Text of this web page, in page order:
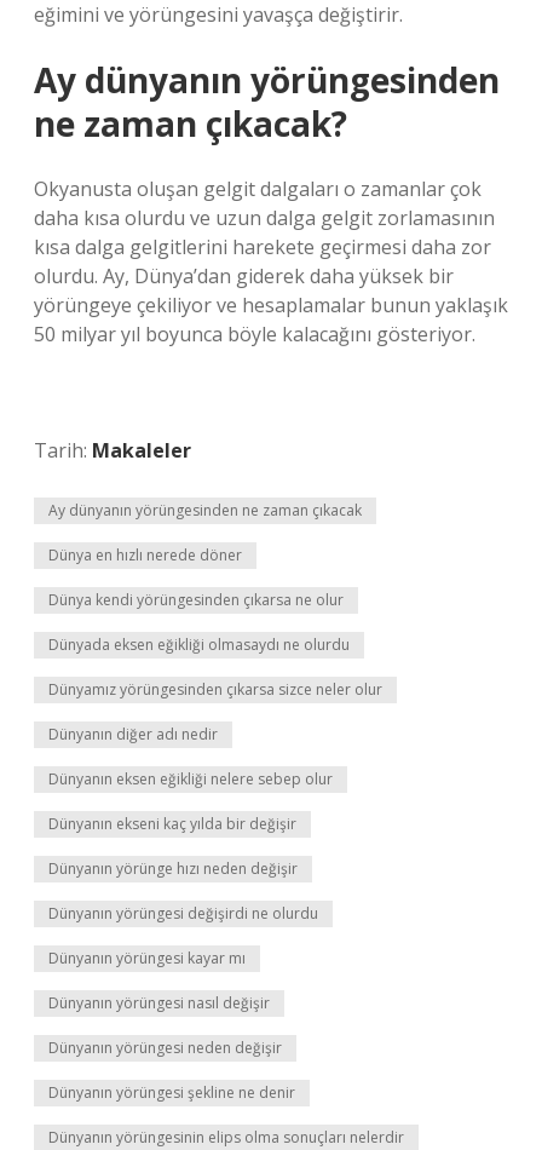
eğimini ve yörüngesini yavaşça değiştirir.
Ay dünyanın yörüngesinden
ne zaman çıkacak?
Okyanusta oluşan gelgit dalgaları o zamanlar çok
daha kısa olurdu ve uzun dalga gelgit zorlamasının
kısa dalga gelgitlerini harekete geçirmesi daha zor
olurdu. Ay, Dünya’dan giderek daha yüksek bir
yörüngeye çekiliyor ve hesaplamalar bunun yaklaşık
50 milyar yıl boyunca böyle kalacağını gösteriyor.
Tarih: Makaleler
Ay dünyanın yörüngesinden ne zaman çıkacak
Dünya en hızlı nerede döner
Dünya kendi yörüngesinden çıkarsa ne olur
Dünyada eksen eğikliği olmasaydı ne olurdu
Dünyamız yörüngesinden çıkarsa sizce neler olur
Dünyanın diğer adı nedir
Dünyanın eksen eğikliği nelere sebep olur
Dünyanın ekseni kaç yılda bir değişir
Dünyanın yörünge hızı neden değişir
Dünyanın yörüngesi değişirdi ne olurdu
Dünyanın yörüngesi kayar mı
Dünyanın yörüngesi nasıl değişir
Dünyanın yörüngesi neden değişir
Dünyanın yörüngesi şekline ne denir
Dünyanın yörüngesinin elips olma sonuçları nelerdir